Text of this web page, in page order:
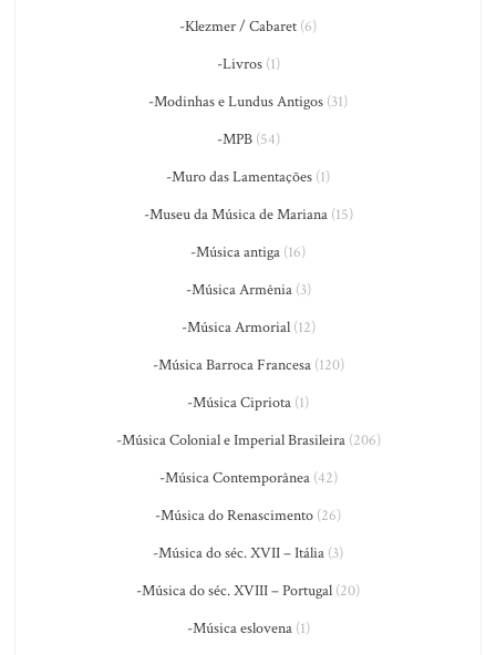
-Klezmer / Cabaret (6)
-Livros(1)
-Modinhas e Lundus Antigos (31)
-MPB(54)
-Muro das Lamentações (1)
-Museu da Música de Mariana(15)
-Música antiga (16)
-Música Armênia(3)
-Música Armorial(12)
-Música Barroca Francesa(120)
-Música Cipriota (1)
-Música Colonial e Imperial Brasileira(206)
-Música Contemporânea(42)
-Música do Renascimento (26)
-Música do séc. XVII – Itália (3)
-Música do séc. XVIII – Portugal (20)
-Música eslovena(1)